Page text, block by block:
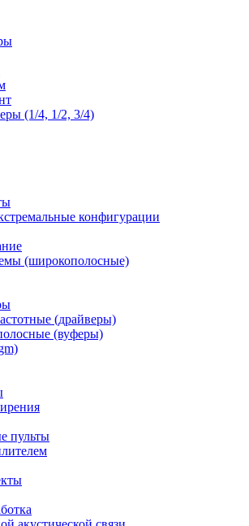
(1/4, 1/2, 3/4)
конфигурации
(широкополосные)
(драйверы)
(вуферы)
пульты